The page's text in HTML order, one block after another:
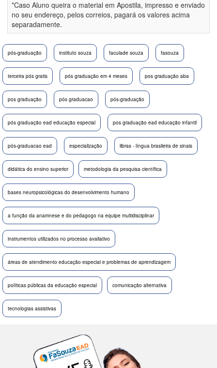
*Caso Aluno queira o material em Apostila, impresso e enviado
no seu endereço, pelos correios, pagará os valores acima
separadamente.
pós-graduação instituto souza faculade souza fasouza
terceira pós gratis pós graduação em 4 meses pos graduação aba
pos graduação pós graduacao pós-graduação
pós graduação ead educação especial pos graduação ead educação infantil
pós-graduacao ead especialização libras - língua brasileira de sinais
didática do ensino superior metodologia da pesquisa científica
bases neuropsicológicas do desenvolvimento humano
a função da anamnese e do pedagogo na equipe multidisciplinar
instrumentos utilizados no processo avaliativo
áreas de atendimento educação especial e problemas de aprendizagem
políticas públicas da educação especial comunicação alternativa
tecnologias assistivas